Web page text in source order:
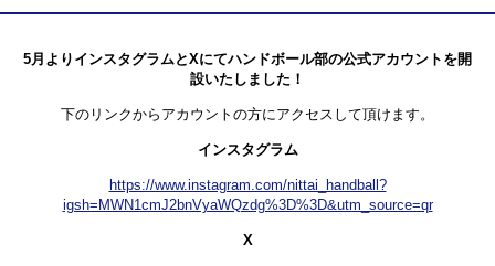
5月よりインスタグラムとXにてハンドボール部の公式アカウントを開
設いたしました！
下のリンクからアカウントの方にアクセスして頂けます。
インスタグラム
https://www.instagram.com/nittai_handball?
igsh=MWN1cmJ2bnVyaWQzdg%3D%3D&utm_source=qr
X